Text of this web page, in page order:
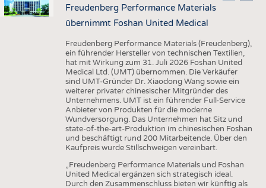
Freudenberg Performance Materials
übernimmt Foshan United Medical
Freudenberg Performance Materials (Freudenberg),
ein führender Hersteller von technischen Textilien,
hat mit Wirkung zum 31. Juli 2026 Foshan United
Medical Ltd. (UMT) übernommen. Die Verkäufer
sind UMT-Gründer Dr. Xiaodong Wang sowie ein
weiterer privater chinesischer Mitgründer des
Unternehmens. UMT ist ein führender Full-Service
Anbieter von Produkten für die moderne
Wundversorgung. Das Unternehmen hat Sitz und
state-of-the-art-Produktion im chinesischen Foshan
und beschäftigt rund 200 Mitarbeitende. Über den
Kaufpreis wurde Stillschweigen vereinbart.
„Freudenberg Performance Materials und Foshan
United Medical ergänzen sich strategisch ideal.
Durch den Zusammenschluss bieten wir künftig als